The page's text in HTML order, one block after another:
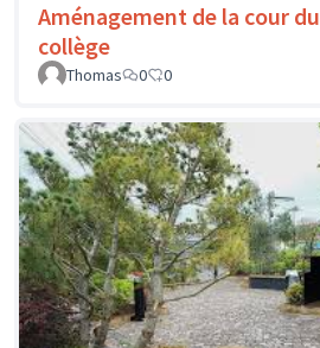
Aménagement de la cour du
collège
Thomas
0 0